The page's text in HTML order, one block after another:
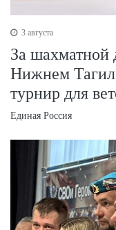
3 августа
За
Нижнем
турнир для
Единая Россия